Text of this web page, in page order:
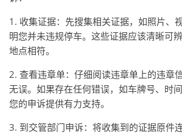
1. 收集证据：先搜集相关证据，如照片、
明您并未违规停车。这些证据应该清晰可
地点相符。
2. 查看违章单：仔细阅读违章单上的违章
无误。如果存在任何错误，如车牌号、时
您的申诉提供有力支持。
3. 到交管部门申诉：将收集到的证据原件